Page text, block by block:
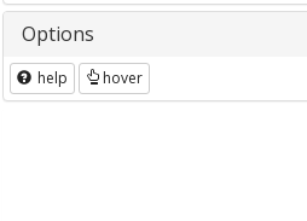
Options
help hover